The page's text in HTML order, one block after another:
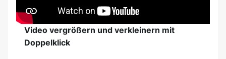
Video vergrößern und verkleinern mit
Doppelklick